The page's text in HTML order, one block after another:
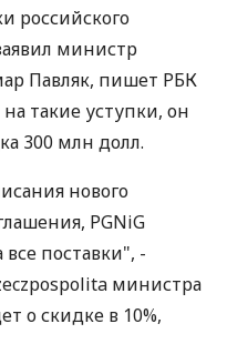
российского
министр
Павляк, пишет РБК
такие уступки, он
300 млн долл.
нового
PGNiG
поставки", -
министра
о скидке в 10%,